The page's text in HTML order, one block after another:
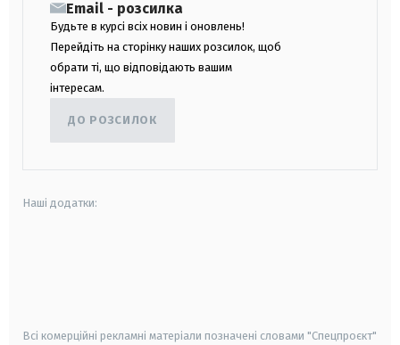
Email - розсилка
Будьте в курсі всіх новин і оновлень!
Перейдіть на сторінку наших розсилок, щоб
обрати ті, що відповідають вашим
інтересам.
ДО РОЗСИЛОК
Наші додатки:
Всі комерційні рекламні матеріали позначені словами "Спецпроєкт"